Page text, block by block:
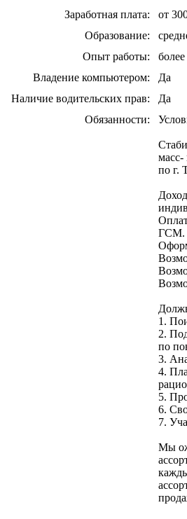
Заработная плата:
от
Образование:
Опыт работы:
Владение компьютером:
Да
Наличие водительских прав:
Да
Обязанности:
масс-
по г.
ГСМ.
1.
2.
по
3.
4.
5.
6.
7.
Мы